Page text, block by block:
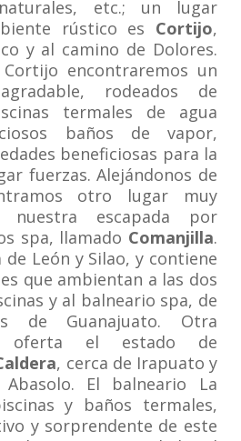
etc.; un lugar
rústico es Cortijo,
y al camino de Dolores.
encontraremos un
rodeados de
termales de agua
baños de vapor,
beneficiosas para la
fuerzas. Alejándonos de
otro lugar muy
nuestra escapada por
spa, llamado Comanjilla.
de León y Silao, y contiene
que ambientan a las dos
y al balneario spa, de
de Guanajuato. Otra
oferta el estado de
, cerca de Irapuato y
El balneario La
y baños termales,
y sorprendente de este